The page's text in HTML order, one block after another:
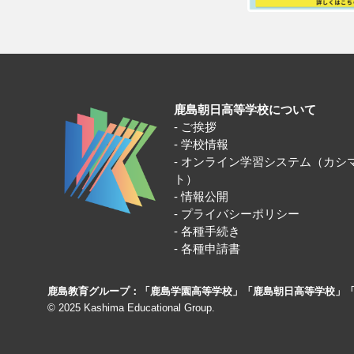
鹿島朝日高等学校について
ご挨拶
学校情報
オンライン学習システム（カシ
ト）
情報公開
プライバシーポリシー
各種手続き
各種申請書
鹿島教育グループ：「鹿島学園高等学校」「鹿島朝日高等学校」
© 2025 Kashima Educational Group.